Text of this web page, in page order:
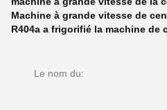
Machine à grande vitesse de
R404a a frigorifié la machine de
Le nom du: